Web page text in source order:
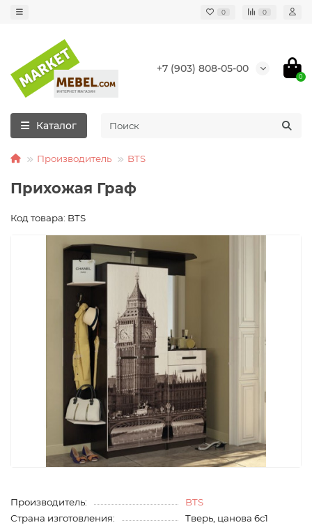
0 0
+7 (903) 808-05-00
0
Каталог
Производитель BTS
Прихожая Граф
Код товара: BTS
Производитель:
BTS
Страна изготовления:
Тверь, цанова 6с1